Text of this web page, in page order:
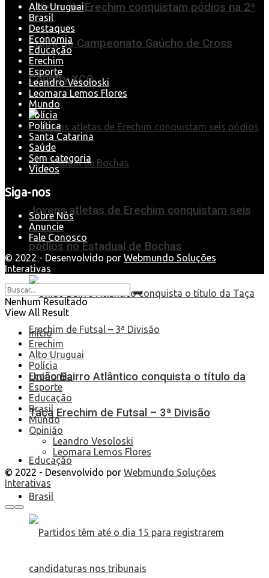
Atletas de Erechim conquistam pódios na 2ª
Etapa do Campeonato Gaúcho de Cross
Country XCO
Jovens atletas de Erechim conquistam seis
pódios no Estadual de Bochas
União Bairro Atlântico conquista o título da
Taça Erechim de Futsal – 3ª Divisão
Educação
Brasil
Alto Uruguai
Brasil
Destaques
Economia
Educação
Erechim
Esporte
Leandro Vesoloski
Leomara Lemos Flores
Mundo
Polícia
Política
Santa Catarina
Saúde
Sem categoria
Videos
Siga-nos
Sobre Nós
Anuncie
Fale Conosco
© 2022 - Desenvolvido por Webmundo Soluções
Interativas
Nenhum Resultado
View All Result
Início
Erechim
Alto Uruguai
Polícia
Economia
Esporte
Educação
Brasil
Mundo
Opinião
Leandro Vesoloski
Leomara Lemos Flores
© 2022 - Desenvolvido por Webmundo Soluções
Interativas